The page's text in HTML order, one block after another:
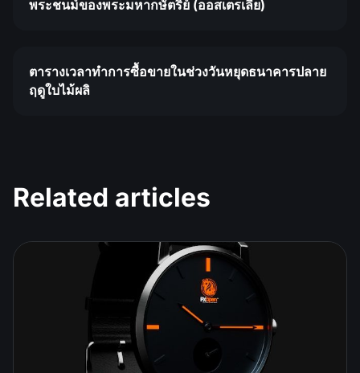
พระชนม์ของพระมหากษัตริย์ (ออสเตรเลีย)
ตารางเวลาทำการซื้อขายในช่วงวันหยุดธนาคารปลาย
ฤดูใบไม้ผลิ
Related articles